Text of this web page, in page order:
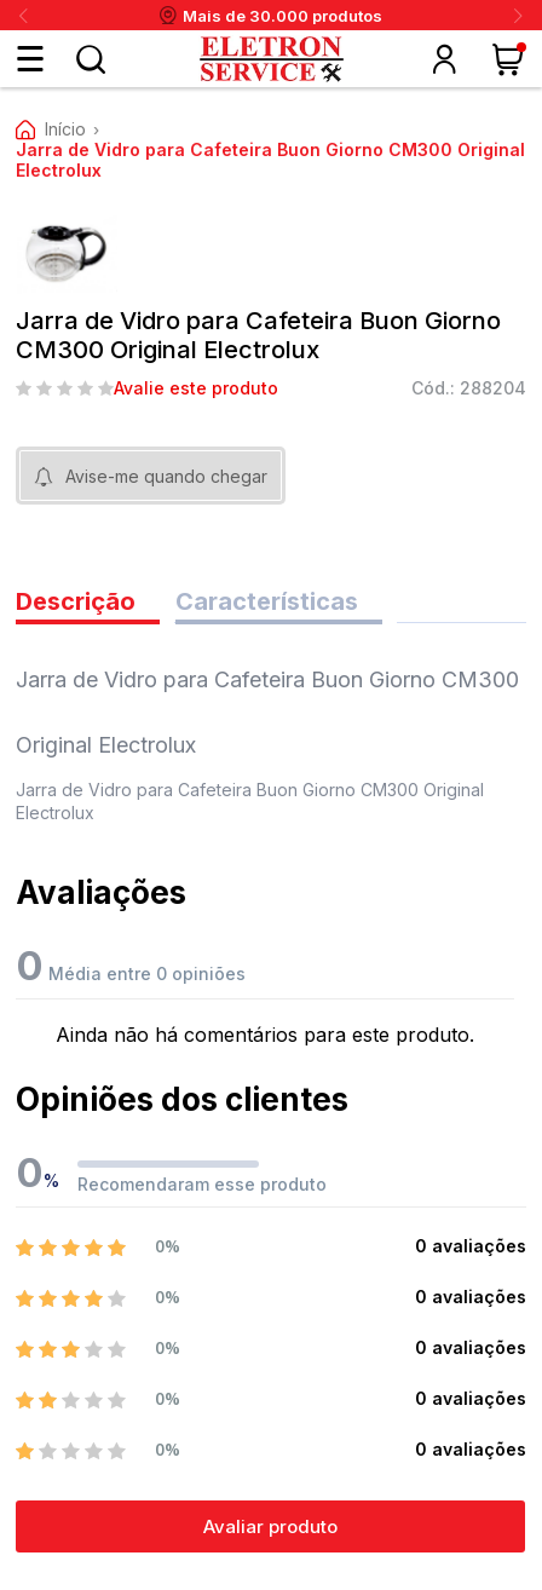
Mais de 30.000 produtos
login
se
PanexKrups
Início ›
Jarra de Vidro para Cafeteira Buon Giorno CM300 Original
Electrolux
Jarra de Vidro para Cafeteira Buon Giorno
CM300 Original Electrolux
Avalie este produto Cód.: 288204
Avise-me quando chegar
Descrição
Jarra de Vidro para Cafeteira Buon Giorno CM300
Original Electrolux
Jarra de Vidro para Cafeteira Buon Giorno CM300 Original
Electrolux
Características
Avaliações
0 Média entre 0 opiniões
Ainda não há comentários para este produto.
Opiniões dos clientes
0% Recomendaram esse produto
0% 0 avaliações
0% 0 avaliações
0% 0 avaliações
0% 0 avaliações
0% 0 avaliações
Avaliar produto